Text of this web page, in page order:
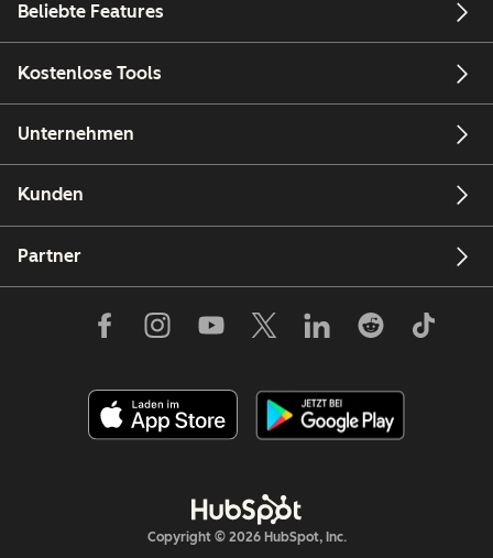
Beliebte Features
Kostenlose Tools
Unternehmen
Kunden
Partner
Copyright © 2026 HubSpot, Inc.